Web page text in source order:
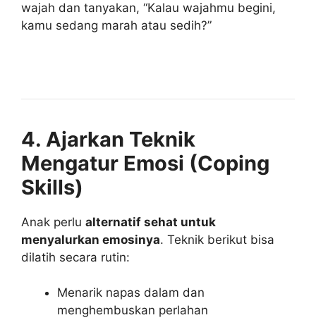
wajah dan tanyakan, “Kalau wajahmu begini,
kamu sedang marah atau sedih?”
4. Ajarkan Teknik
Mengatur Emosi (Coping
Skills)
Anak perlu alternatif sehat untuk
menyalurkan emosinya. Teknik berikut bisa
dilatih secara rutin:
Menarik napas dalam dan
menghembuskan perlahan